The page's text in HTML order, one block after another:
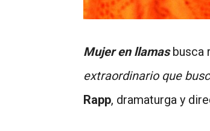
Mujer en llamasbusca
extraordinario que
Rapp, dramaturga y